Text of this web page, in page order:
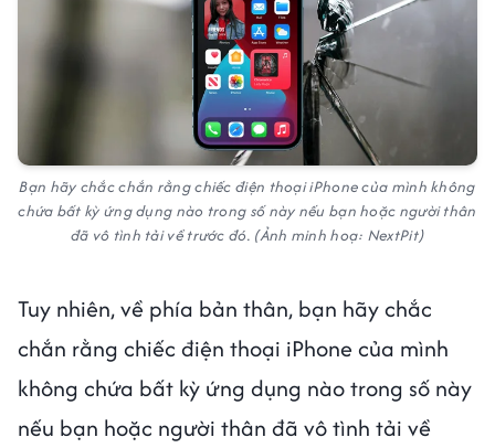
Bạn hãy chắc chắn rằng chiếc điện thoại iPhone của mình không
chứa bất kỳ ứng dụng nào trong số này nếu bạn hoặc người thân
đã vô tình tải về trước đó. (Ảnh minh hoạ: NextPit)
Tuy nhiên, về phía bản thân, bạn hãy chắc
chắn rằng chiếc điện thoại iPhone của mình
không chứa bất kỳ ứng dụng nào trong số này
nếu bạn hoặc người thân đã vô tình tải về